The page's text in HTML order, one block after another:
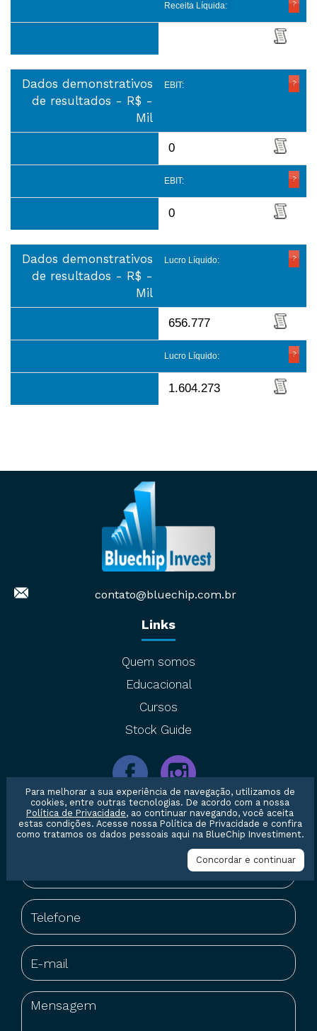
Receita Líquida:
Dados demonstrativos
de resultados - R$ -
Mil
EBIT:
0
EBIT:
0
Dados demonstrativos
de resultados - R$ -
Mil
Lucro Líquido:
656.777
Lucro Líquido:
1.604.273
contato@bluechip.com.br
Links
Quem somos
Educacional
Cursos
Stock Guide
Entre em contato conosco
Para melhorar a sua experiência de navegação, utilizamos de
cookies, entre outras tecnologias. De acordo com a nossa
Política de Privacidade, ao continuar navegando, você aceita
estas condições. Acesse nossa Política de Privacidade e confira
como tratamos os dados pessoais aqui na BlueChip Investiment.
Concordar e continuar